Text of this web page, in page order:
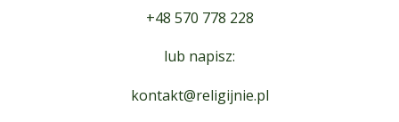
+48 570 778 228
lub napisz:
kontakt@religijnie.pl